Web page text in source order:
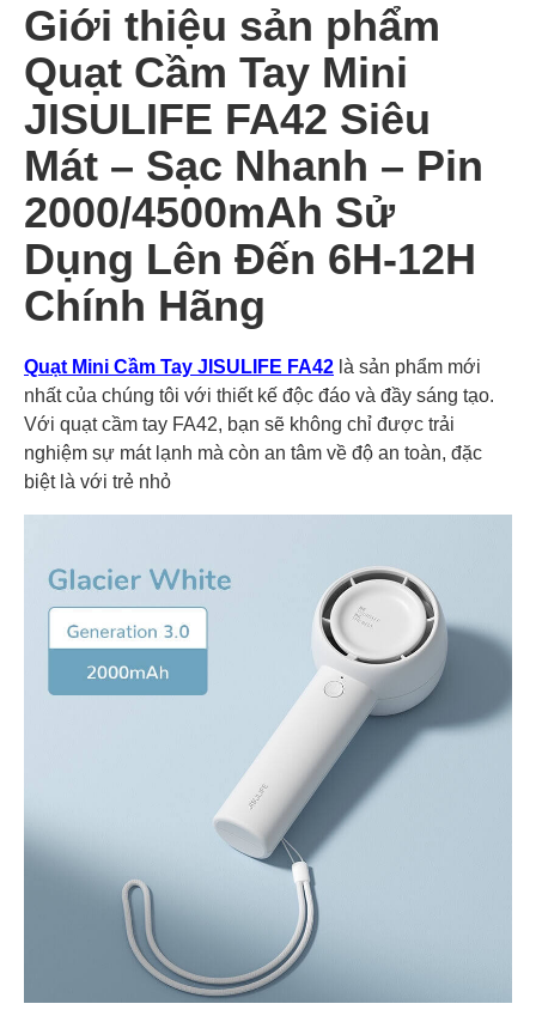
Giới thiệu sản phẩm
Quạt Cầm Tay Mini
JISULIFE FA42 Siêu
Mát – Sạc Nhanh – Pin
2000/4500mAh Sử
Dụng Lên Đến 6H-12H
Chính Hãng
Quạt Mini Cầm Tay JISULIFE FA42 là sản phẩm mới
nhất của chúng tôi với thiết kế độc đáo và đầy sáng tạo.
Với quạt cầm tay FA42, bạn sẽ không chỉ được trải
nghiệm sự mát lạnh mà còn an tâm về độ an toàn, đặc
biệt là với trẻ nhỏ